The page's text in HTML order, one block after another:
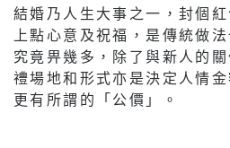
結婚乃人生大事之一，封個
上點心意及祝福，是傳統做
究竟畀幾多，除了與新人的
禮場地和形式亦是決定人情
更有所謂的「公價」。